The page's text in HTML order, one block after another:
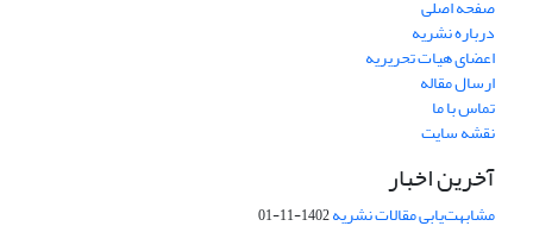
صفحه اصلی
درباره نشریه
اعضای هیات تحریریه
ارسال مقاله
تماس با ما
نقشه سایت
آخرین اخبار
مشابهت‌یابی مقالات نشریه1402-11-01